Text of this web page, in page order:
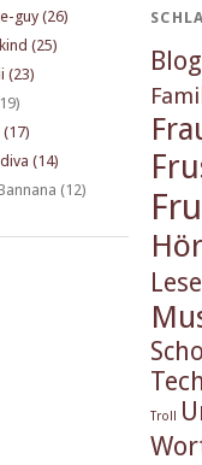
guy (26)
(25)
(23)
(17)
(14)
(12)
Troll